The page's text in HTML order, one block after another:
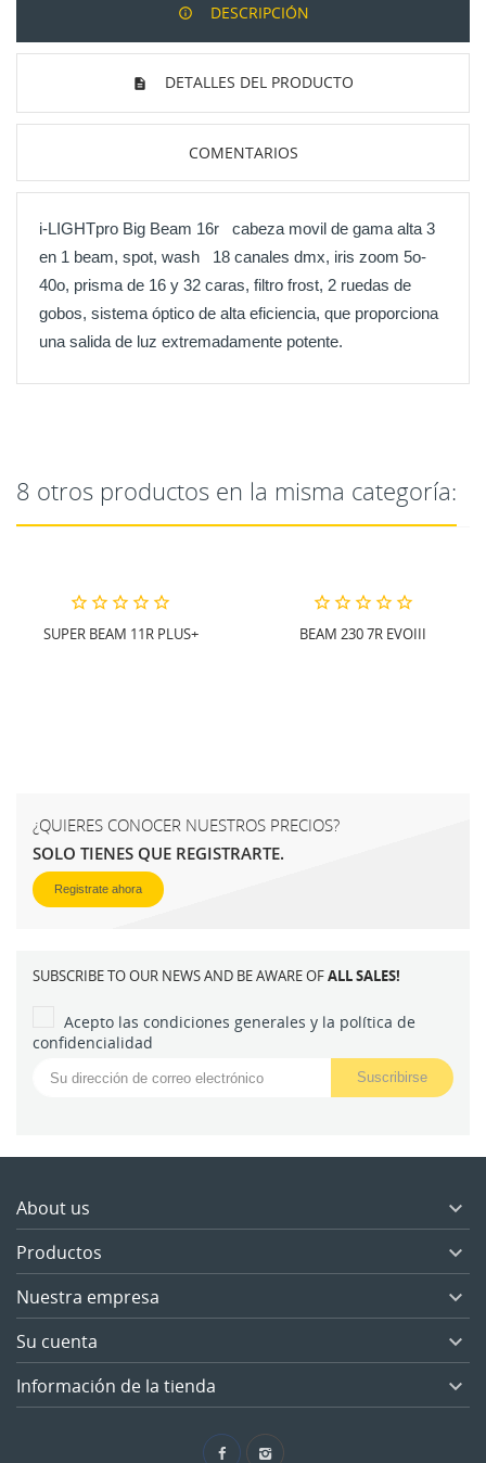
DESCRIPCIÓN
DETALLES DEL PRODUCTO
COMENTARIOS
i-LIGHTpro Big Beam 16r cabeza movil de gama alta 3
en 1 beam, spot, wash 18 canales dmx, iris zoom 5o-
40o, prisma de 16 y 32 caras, filtro frost, 2 ruedas de
gobos, sistema óptico de alta eficiencia, que proporciona
una salida de luz extremadamente potente.
8 otros productos en la misma categoría:
SUPER BEAM 11R PLUS+ BEAM 230 7R EVOIII
¿QUIERES CONOCER NUESTROS PRECIOS?
SOLO TIENES QUE REGISTRARTE.
Registrate ahora
SUBSCRIBE TO OUR NEWS AND BE AWARE OFALL SALES!
Acepto las condiciones generales y la política de
confidencialidad
About us 
Productos 
Nuestra empresa 
Su cuenta 
Información de la tienda 